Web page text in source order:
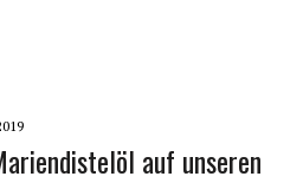
auf unseren